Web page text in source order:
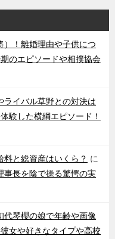
）！離婚理由や子供につ
のエピソードや相撲協会
ライバル草野との対決は
験した横綱エピソード！
と総資産はいくら？ に
事長を陰で操る驚愕の実
代琴櫻の娘で年齢や画像
女や好きなタイプや高校